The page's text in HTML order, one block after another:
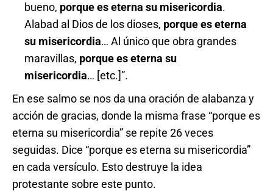
bueno, porque es eterna su misericordia.
Alabad al Dios de los dioses, porque es eterna
su misericordia… Al único que obra grandes
maravillas, porque es eterna su
misericordia… [etc.]”.
En ese salmo se nos da una oración de alabanza y
acción de gracias, donde la misma frase “porque es
eterna su misericordia” se repite 26 veces
seguidas. Dice “porque es eterna su misericordia”
en cada versículo. Esto destruye la idea
protestante sobre este punto.